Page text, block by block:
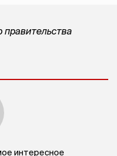
интересное